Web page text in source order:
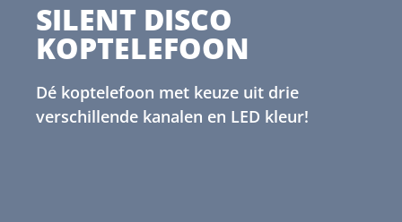
SILENT DISCO
KOPTELEFOON
Dé koptelefoon met keuze uit drie
verschillende kanalen en LED kleur!